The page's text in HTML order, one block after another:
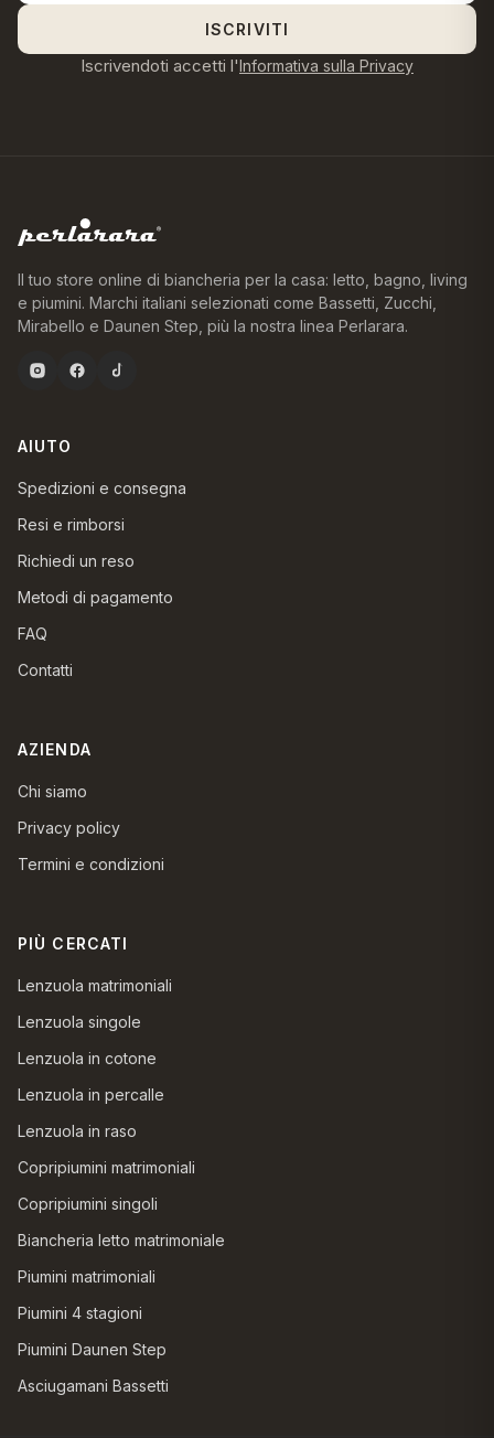
ISCRIVITI
Iscrivendoti accetti l'Informativa sulla Privacy
Il tuo store online di biancheria per la casa: letto, bagno, living
e piumini. Marchi italiani selezionati come Bassetti, Zucchi,
Mirabello e Daunen Step, più la nostra linea Perlarara.
AIUTO
Spedizioni e consegna
Resi e rimborsi
Richiedi un reso
Metodi di pagamento
FAQ
Contatti
AZIENDA
Chi siamo
Privacy policy
Termini e condizioni
PIÙ CERCATI
Lenzuola matrimoniali
Lenzuola singole
Lenzuola in cotone
Lenzuola in percalle
Lenzuola in raso
Copripiumini matrimoniali
Copripiumini singoli
Biancheria letto matrimoniale
Piumini matrimoniali
Piumini 4 stagioni
Piumini Daunen Step
Asciugamani Bassetti